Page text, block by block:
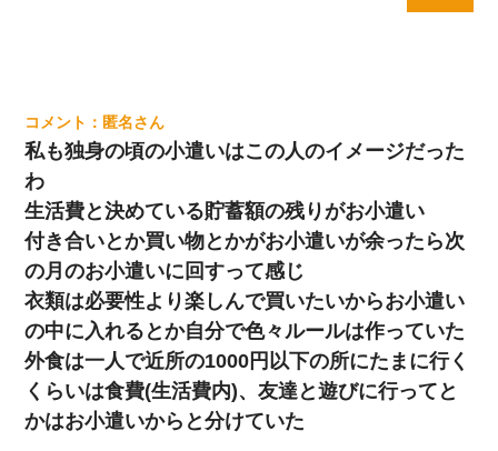
匿名
私も独身の頃の小遣いはこの人のイメージだった
わ
生活費と決めている貯蓄額の残りがお小遣い
付き合いとか買い物とかがお小遣いが余ったら次
の月のお小遣いに回すって感じ
衣類は必要性より楽しんで買いたいからお小遣い
の中に入れるとか自分で色々ルールは作っていた
外食は一人で近所の1000円以下の所にたまに行く
くらいは食費(生活費内)、友達と遊びに行ってと
かはお小遣いからと分けていた